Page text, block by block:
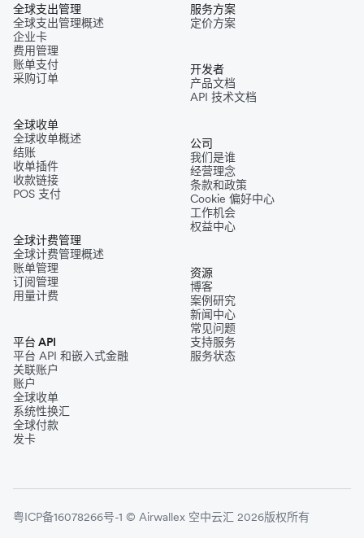
全球支出管理
全球支出管理概述
企业卡
费用管理
账单支付
采购订单
全球收单
全球收单概述
结账
收单插件
收款链接
POS 支付
全球计费管理
全球计费管理概述
账单管理
订阅管理
用量计费
平台 API
平台 API 和嵌入式金融
关联账户
账户
全球收单
系统性换汇
全球付款
发卡
服务方案
定价方案
开发者
产品文档
API 技术文档
公司
我们是谁
经营理念
条款和政策
Cookie 偏好中心
工作机会
权益中心
资源
博客
案例研究
新闻中心
常见问题
支持服务
服务状态
粤ICP备16078266号-1 © Airwallex 空中云汇 2026版权所有